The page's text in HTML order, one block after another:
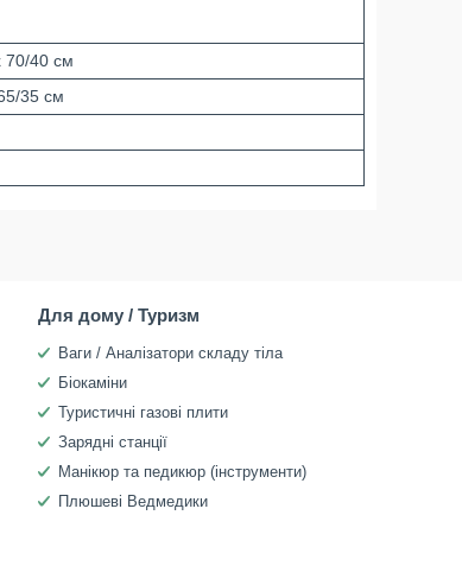
70/40 см
35 см
Для дому / Туризм
Ваги / Аналізатори складу тіла
Біокаміни
Туристичні газові плити
Зарядні станції
Манікюр та педикюр (інструменти)
Плюшеві Ведмедики